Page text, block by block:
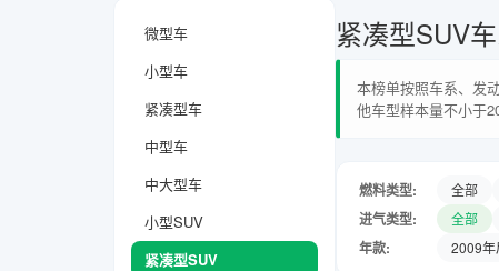
微型车
小型车
紧凑型车
中型车
中大型车
小型SUV
紧凑型SUV
紧凑型SUV
本榜单按照车系、发
他车型样本量不小于
燃料类型: 全部
进气类型: 全部
年款: 2009年